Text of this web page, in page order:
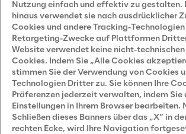
Datenschutzhinweis (Dienstleister)
Datenschutzhinweis (Marketing)
Accessibility Statement
Careers
Nutzung einfach und effektiv zu gestalten.
hinaus verwendet sie nach ausdrücklicher
Cookies und andere Tracking-
Retargeting-Zwecke auf Plattformen
Website verwendet keine nicht-
Cookies. Indem Sie „Alle Cookies
stimmen Sie der Verwendung von Cookies
Technologien Dritter zu. Sie können Ihre
Präferenzen jederzeit verwalten, indem Sie
Einstellungen in Ihrem Browser bearbeiten.
Schließen dieses Banners über das „X“ in
rechten Ecke, wird Ihre Navigation